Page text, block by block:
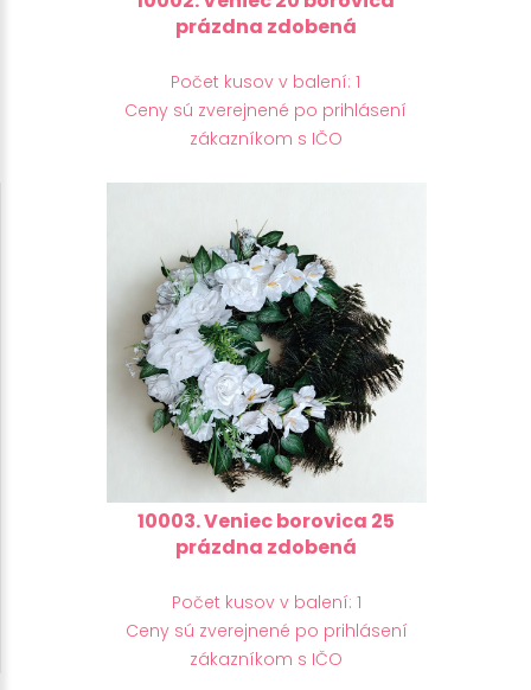
prázdna zdobená
Počet kusov v balení: 1
Ceny sú zverejnené po prihlásení
zákazníkom s IČO
10003. Veniec borovica 25
prázdna zdobená
Počet kusov v balení: 1
Ceny sú zverejnené po prihlásení
zákazníkom s IČO